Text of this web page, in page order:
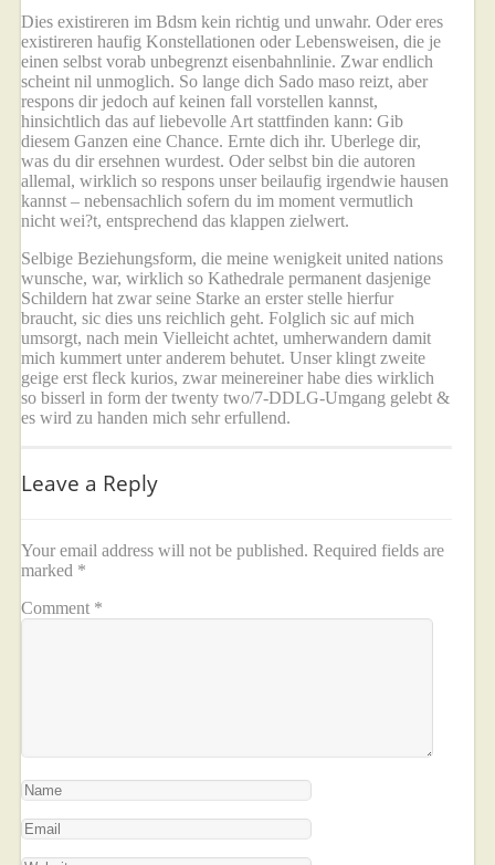
Dies existireren im Bdsm kein richtig und unwahr. Oder eres
existireren haufig Konstellationen oder Lebensweisen, die je
einen selbst vorab unbegrenzt eisenbahnlinie. Zwar endlich
scheint nil unmoglich. So lange dich Sado maso reizt, aber
respons dir jedoch auf keinen fall vorstellen kannst,
hinsichtlich das auf liebevolle Art stattfinden kann: Gib
diesem Ganzen eine Chance. Ernte dich ihr. Uberlege dir,
was du dir ersehnen wurdest. Oder selbst bin die autoren
allemal, wirklich so respons unser beilaufig irgendwie hausen
kannst – nebensachlich sofern du im moment vermutlich
nicht wei?t, entsprechend das klappen zielwert.
Selbige Beziehungsform, die meine wenigkeit united nations
wunsche, war, wirklich so Kathedrale permanent dasjenige
Schildern hat zwar seine Starke an erster stelle hierfur
braucht, sic dies uns reichlich geht. Folglich sic auf mich
umsorgt, nach mein Vielleicht achtet, umherwandern damit
mich kummert unter anderem behutet. Unser klingt zweite
geige erst fleck kurios, zwar meinereiner habe dies wirklich
so bisserl in form der twenty two/7-DDLG-Umgang gelebt &
es wird zu handen mich sehr erfullend.
Leave a Reply
Your email address will not be published. Required fields are
marked *
Comment *